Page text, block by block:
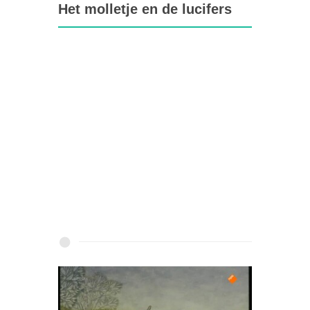
Het molletje en de lucifers